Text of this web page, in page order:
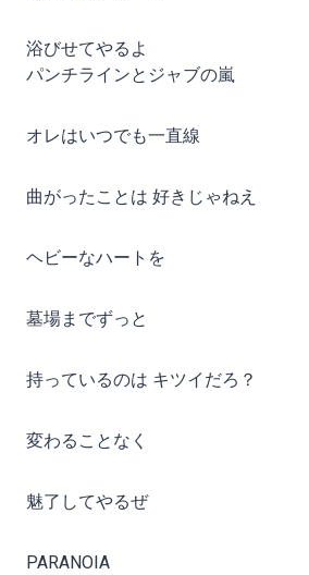
浴びせてやるよ
パンチラインとジャブの嵐
オレはいつでも一直線
曲がったことは 好きじゃねえ
ヘビーなハートを
墓場までずっと
持っているのは キツイだろ？
変わることなく
魅了してやるぜ
PARANOIA